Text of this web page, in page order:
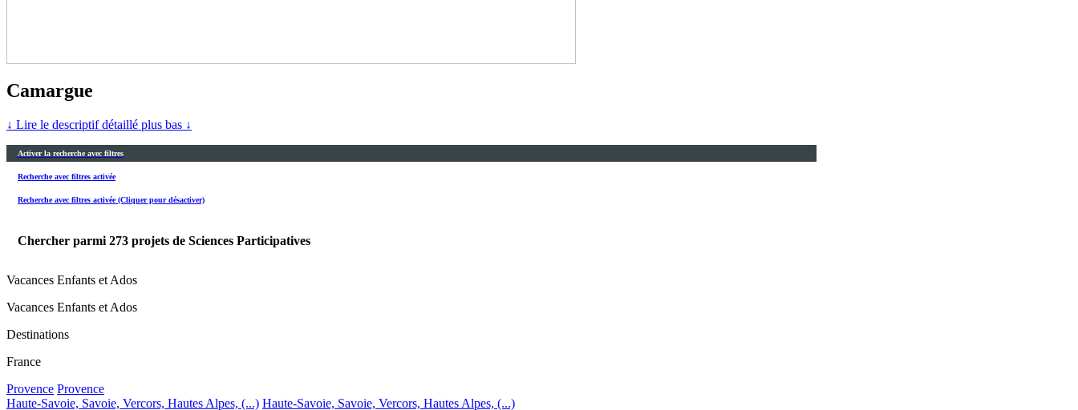
Camargue
↓ Lire le descriptif détaillé plus bas ↓
Activer la recherche avec filtres
Recherche avec filtres activée
Recherche avec filtres activée (Cliquer pour désactiver)
Chercher parmi 273 projets de Sciences Participatives
Vacances Enfants et Ados
Vacances Enfants et Ados
Destinations
France
Provence Provence
Haute-Savoie, Savoie, Vercors, Hautes Alpes, (...) Haute-Savoie, Savoie, Vercors, Hautes Alpes, (...)